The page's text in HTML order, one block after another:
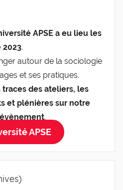
APSE a eu lieu les
.
autour de la sociologie
et ses pratiques.
des ateliers, les
et plénières sur notre
.
APSE